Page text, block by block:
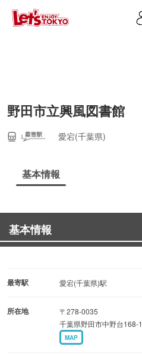
野田市立興風図書館
愛宕(千葉県)
基本情報
基本情報
最寄駅 愛宕(千葉県)駅
所在地
〒278-0035
千葉県野田市中野台168-1
MAP